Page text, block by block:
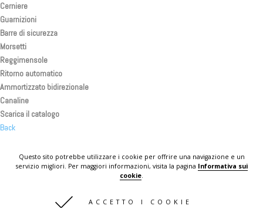
Questo sito potrebbe utilizzare i cookie per offrire una navigazione e un
servizio migliori. Per maggiori informazioni, visita la pagina Informativa sui
cookie.
ACCETTO I COOKIE
Cerniere
Guarnizioni
Barre di sicurezza
Morsetti
Reggimensole
Ritorno automatico
Ammortizzato bidirezionale
Canaline
Scarica il catalogo
Back
KOMPLAST IN THE WORLD